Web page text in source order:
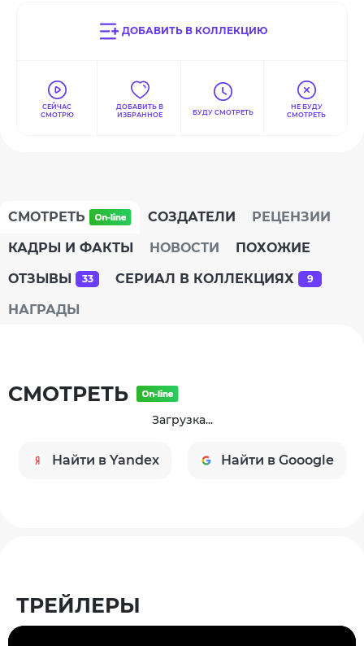
ДОБАВИТЬ В КОЛЛЕКЦИЮ
СЕЙЧАС
СМОТРЮ
ДОБАВИТЬ В
ИЗБРАННОЕ
БУДУ СМОТРЕТЬ
НЕ БУДУ
СМОТРЕТЬ
СМОТРЕТЬ СОЗДАТЕЛИ
РЕЦЕНЗИИ
КАДРЫ И ФАКТЫ
НОВОСТИ
ПОХОЖИЕ
ОТЗЫВЫ
33 СЕРИАЛ В КОЛЛЕКЦИЯХ 9
НАГРАДЫ
СМОТРЕТЬ
Загрузка...
Найти в Yandex Найти в Gooogle
ТРЕЙЛЕРЫ